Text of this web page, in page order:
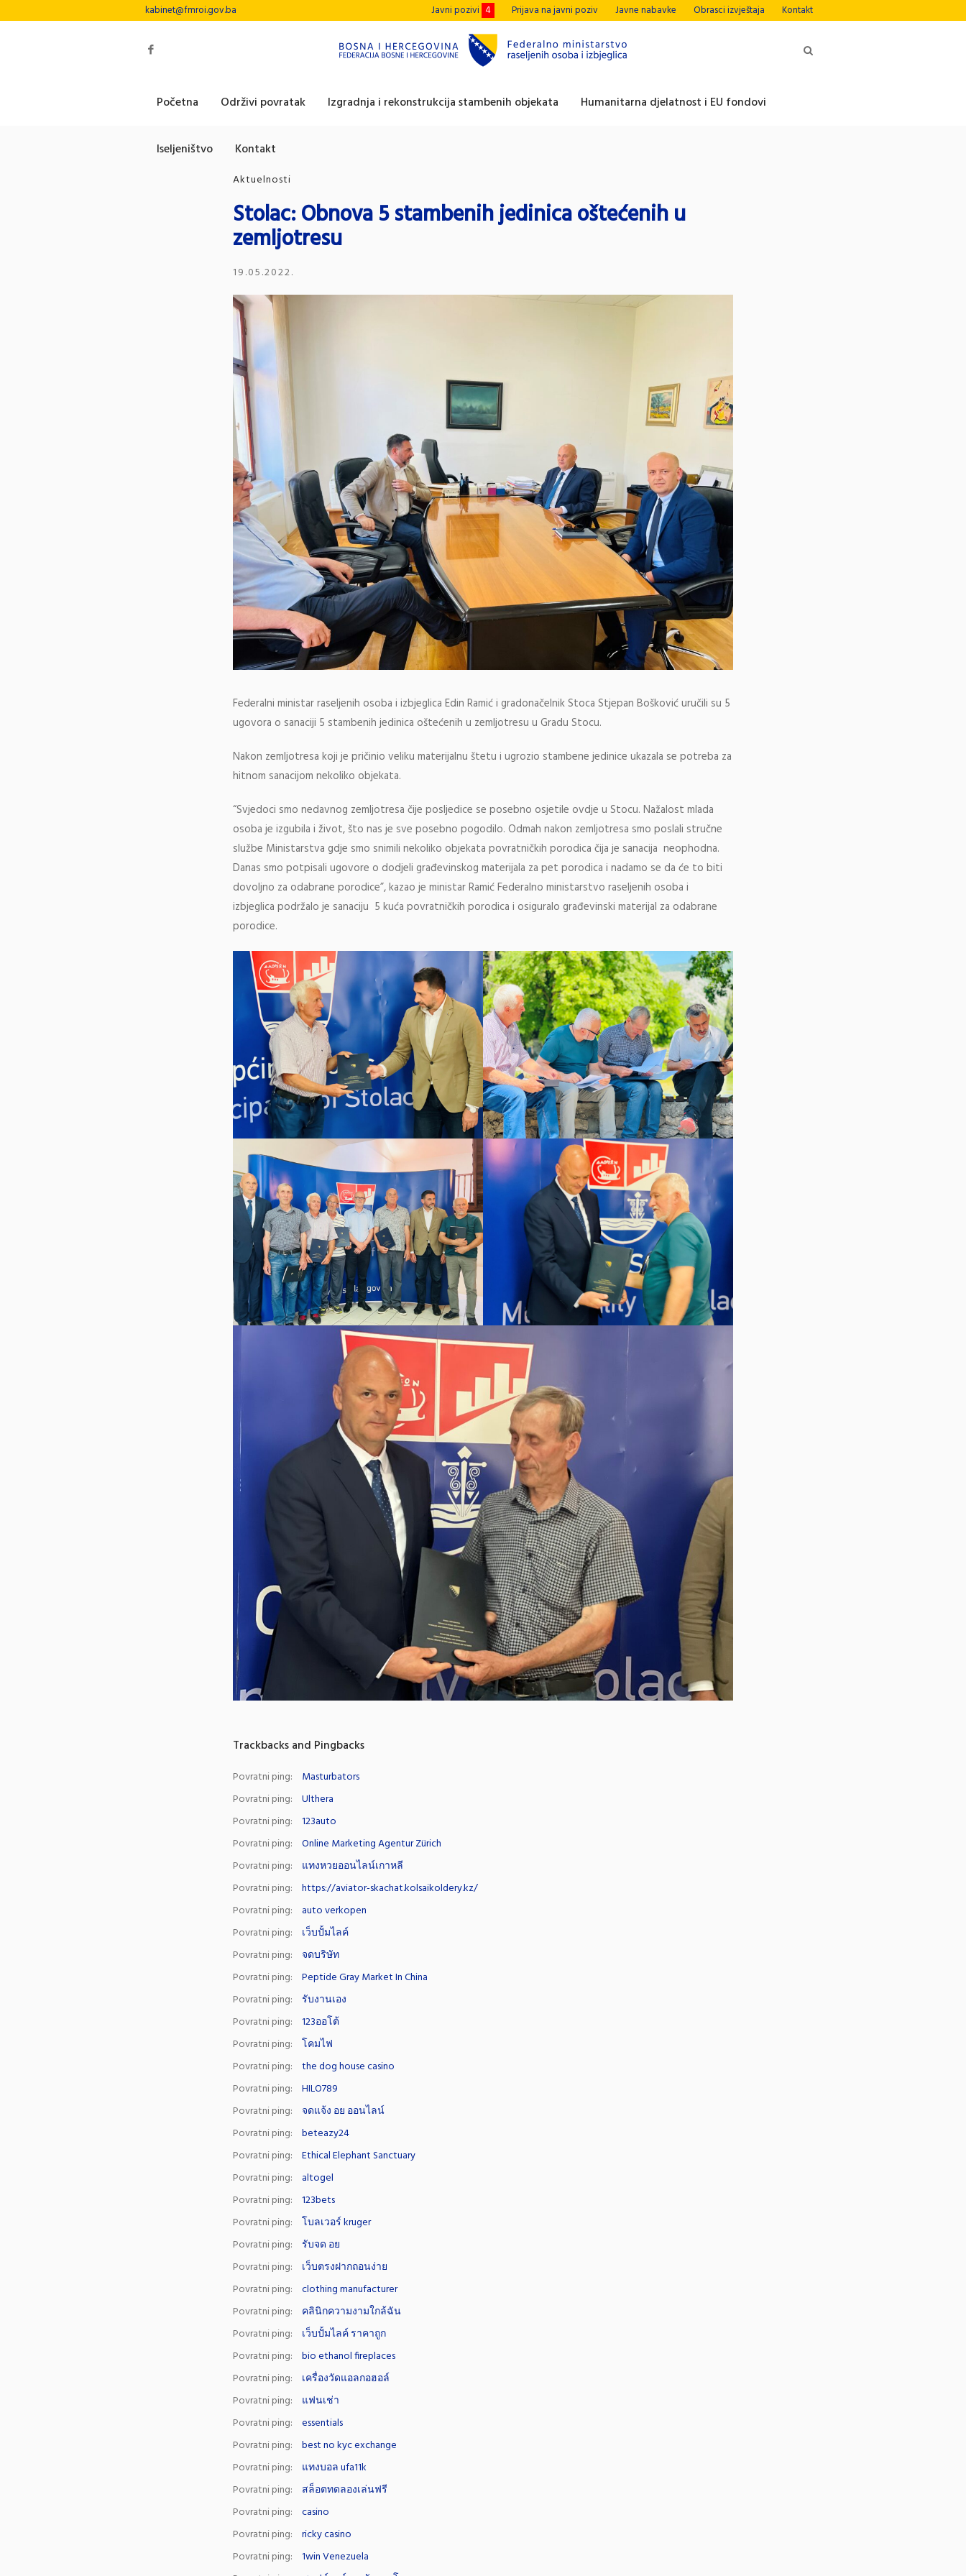
Javni pozivi 4 Prijava na javni poziv Javne nabavke Obrasci izvještaja Kontakt
kabinet@fmroi.gov.ba
Početna Održivi povratak Izgradnja i rekonstrukcija stambenih objekata Humanitarna djelatnost i EU fondovi
Iseljeništvo Kontakt
Aktuelnosti
Stolac: Obnova 5 stambenih jedinica oštećenih u
zemljotresu
19.05.2022.
Federalni ministar raseljenih osoba i izbjeglica Edin Ramić i gradonačelnik Stoca Stjepan Bošković uručili su 5
ugovora o sanaciji 5 stambenih jedinica oštećenih u zemljotresu u Gradu Stocu.
Nakon zemljotresa koji je pričinio veliku materijalnu štetu i ugrozio stambene jedinice ukazala se potreba za
hitnom sanacijom nekoliko objekata.
“Svjedoci smo nedavnog zemljotresa čije posljedice se posebno osjetile ovdje u Stocu. Nažalost mlada
osoba je izgubila i život, što nas je sve posebno pogodilo. Odmah nakon zemljotresa smo poslali stručne
službe Ministarstva gdje smo snimili nekoliko objekata povratničkih porodica čija je sanacija neophodna.
Danas smo potpisali ugovore o dodjeli građevinskog materijala za pet porodica i nadamo se da će to biti
dovoljno za odabrane porodice”, kazao je ministar Ramić Federalno ministarstvo raseljenih osoba i
izbjeglica podržalo je sanaciju 5 kuća povratničkih porodica i osiguralo građevinski materijal za odabrane
porodice.
Trackbacks and Pingbacks
Povratni ping:
Masturbators
Povratni ping:
Ulthera
Povratni ping:
123auto
Povratni ping:
Online Marketing Agentur Zürich
Povratni ping:
แทงหวยออนไลน์เกาหลี
Povratni ping:
https://aviator-skachat.kolsaikoldery.kz/
Povratni ping:
auto verkopen
Povratni ping:
เว็บปั้มไลค์
Povratni ping:
จดบริษัท
Povratni ping:
Peptide Gray Market In China
Povratni ping:
รับงานเอง
Povratni ping:
123ออโต้
Povratni ping:
โคมไฟ
Povratni ping:
the dog house casino
Povratni ping:
HILO789
Povratni ping:
จดแจ้ง อย ออนไลน์
Povratni ping:
beteazy24
Povratni ping:
Ethical Elephant Sanctuary
Povratni ping:
altogel
Povratni ping:
123bets
Povratni ping:
โบลเวอร์ kruger
Povratni ping:
รับจด อย
Povratni ping:
เว็บตรงฝากถอนง่าย
Povratni ping:
clothing manufacturer
Povratni ping:
คลินิกความงามใกล้ฉัน
Povratni ping:
เว็บปั้มไลค์ ราคาถูก
Povratni ping:
bio ethanol fireplaces
Povratni ping:
เครื่องวัดแอลกอฮอล์
Povratni ping:
แฟนเช่า
Povratni ping:
essentials
Povratni ping:
best no kyc exchange
Povratni ping:
แทงบอล ufa11k
Povratni ping:
สล็อตทดลองเล่นฟรี
Povratni ping:
casino
Povratni ping:
ricky casino
Povratni ping:
1win Venezuela